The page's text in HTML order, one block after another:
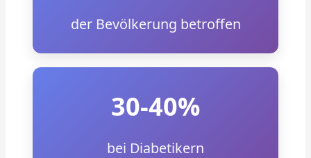
der Bevölkerung betroffen
30-40%
bei Diabetikern